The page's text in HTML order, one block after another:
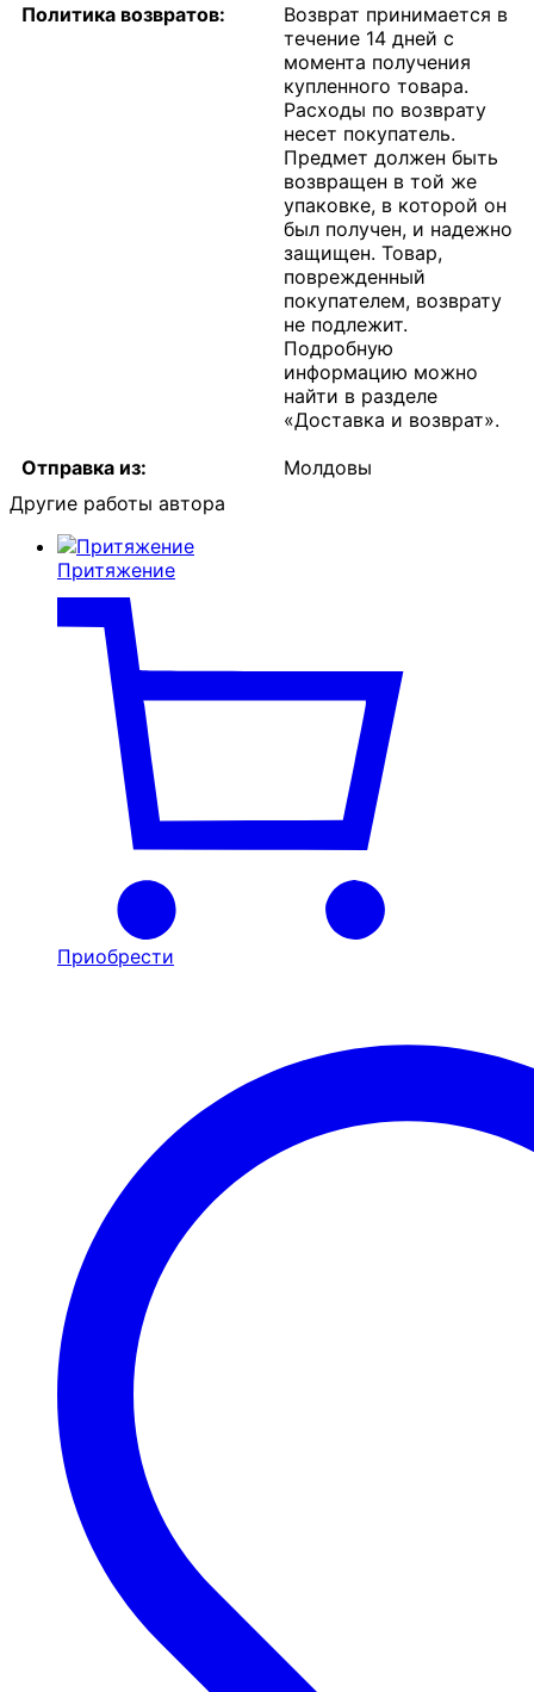
Политика возвратов:
Возврат принимается в
течение 14 дней с
момента получения
купленного товара.
Расходы по возврату
несет покупатель.
Предмет должен быть
возвращен в той же
упаковке, в которой он
был получен, и надежно
защищен. Товар,
поврежденный
покупателем, возврату
не подлежит.
Подробную
информацию можно
найти в разделе
«Доставка и возврат».
Отправка из:
Молдовы
Другие работы автора
Притяжение
Приобрести